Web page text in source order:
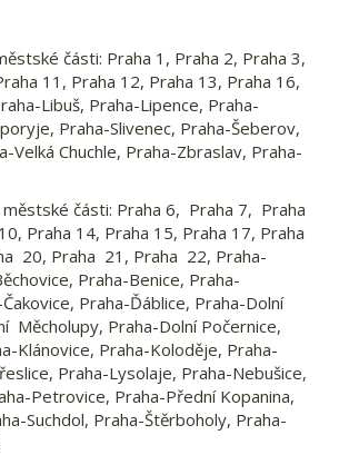
části: Praha 1, Praha 2, Praha 3,
11, Praha 12, Praha 13, Praha 16,
Libuš, Praha-Lipence, Praha-
Praha-Slivenec, Praha-Šeberov,
Velká Chuchle, Praha-Zbraslav, Praha-
části: Praha 6, Praha 7, Praha
Praha 14, Praha 15, Praha 17, Praha
20, Praha 21, Praha 22, Praha-
Praha-Benice, Praha-
Praha-Ďáblice, Praha-Dolní
Měcholupy, Praha-Dolní Počernice,
Klánovice, Praha-Koloděje, Praha-
Praha-Lysolaje, Praha-Nebušice,
Petrovice, Praha-Přední Kopanina,
Suchdol, Praha-Štěrboholy, Praha-